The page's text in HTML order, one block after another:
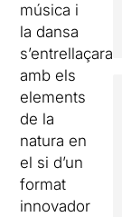
música i
la dansa
s’entrellaçaran
amb els
elements
de la
natura en
el si d’un
format
innovador